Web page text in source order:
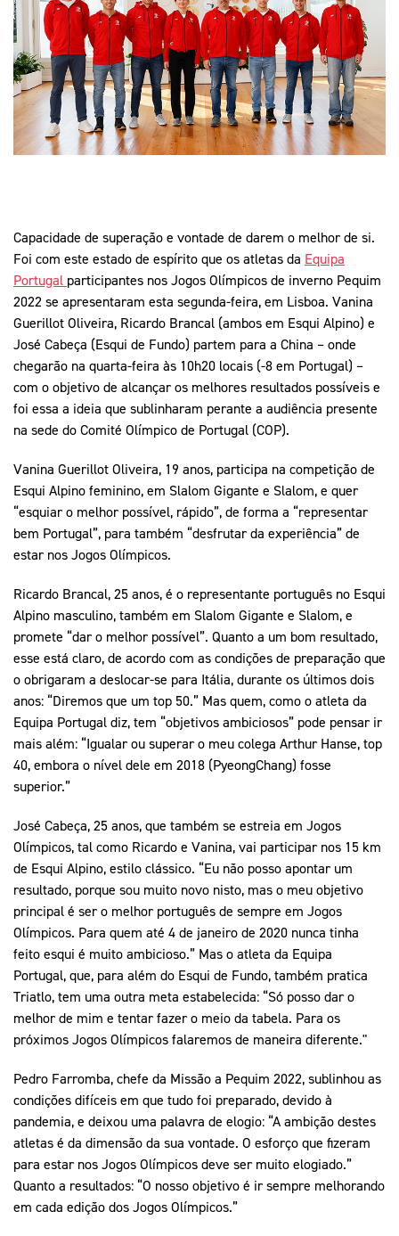
Marketing
Media
Documentos
Contactos
Equipa Portugal
Educação
Equipa Portugal
Arquivo Histórico
Educação Olímpica
Equipa Portugal
Capacidade de superação e vontade de darem o melhor de si.
Foi com este estado de espírito que os atletas da Equipa
Portugal participantes nos Jogos Olímpicos de inverno Pequim
2022 se apresentaram esta segunda-feira, em Lisboa. Vanina
Guerillot Oliveira, Ricardo Brancal (ambos em Esqui Alpino) e
José Cabeça (Esqui de Fundo) partem para a China – onde
chegarão na quarta-feira às 10h20 locais (-8 em Portugal) –
com o objetivo de alcançar os melhores resultados possíveis e
foi essa a ideia que sublinharam perante a audiência presente
na sede do Comité Olímpico de Portugal (COP).
Vanina Guerillot Oliveira, 19 anos, participa na competição de
Esqui Alpino feminino, em Slalom Gigante e Slalom, e quer
“esquiar o melhor possível, rápido”, de forma a “representar
bem Portugal”, para também “desfrutar da experiência” de
estar nos Jogos Olímpicos.
Ricardo Brancal, 25 anos, é o representante português no Esqui
Alpino masculino, também em Slalom Gigante e Slalom, e
promete “dar o melhor possível”. Quanto a um bom resultado,
esse está claro, de acordo com as condições de preparação que
o obrigaram a deslocar-se para Itália, durante os últimos dois
anos: “Diremos que um top 50.” Mas quem, como o atleta da
Equipa Portugal diz, tem “objetivos ambiciosos” pode pensar ir
mais além: “Igualar ou superar o meu colega Arthur Hanse, top
40, embora o nível dele em 2018 (PyeongChang) fosse
superior.”
José Cabeça, 25 anos, que também se estreia em Jogos
Olímpicos, tal como Ricardo e Vanina, vai participar nos 15 km
de Esqui Alpino, estilo clássico. “Eu não posso apontar um
resultado, porque sou muito novo nisto, mas o meu objetivo
principal é ser o melhor português de sempre em Jogos
Olímpicos. Para quem até 4 de janeiro de 2020 nunca tinha
feito esqui é muito ambicioso.” Mas o atleta da Equipa
Portugal, que, para além do Esqui de Fundo, também pratica
Triatlo, tem uma outra meta estabelecida: “Só posso dar o
melhor de mim e tentar fazer o meio da tabela. Para os
próximos Jogos Olímpicos falaremos de maneira diferente."
Pedro Farromba, chefe da Missão a Pequim 2022, sublinhou as
condições difíceis em que tudo foi preparado, devido à
pandemia, e deixou uma palavra de elogio: “A ambição destes
atletas é da dimensão da sua vontade. O esforço que fizeram
para estar nos Jogos Olímpicos deve ser muito elogiado.”
Quanto a resultados: “O nosso objetivo é ir sempre melhorando
em cada edição dos Jogos Olímpicos.”